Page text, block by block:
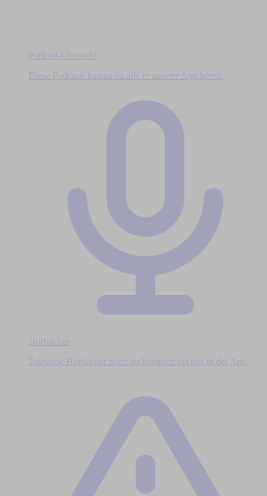
Podcast-Übersicht
Diese Podcasts kannst du alle in unserer App hören.
Hörbücher
Folgende Hörbücher hörst du komplett bei uns in der App.